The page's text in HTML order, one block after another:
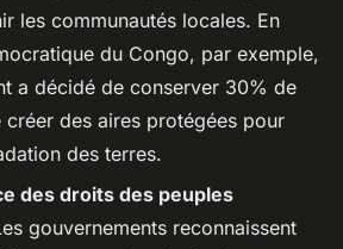
les communautés locales. En
du Congo, par exemple,
a décidé de conserver 30% de
créer des aires protégées pour
des terres.
des droits des peuples
gouvernements reconnaissent